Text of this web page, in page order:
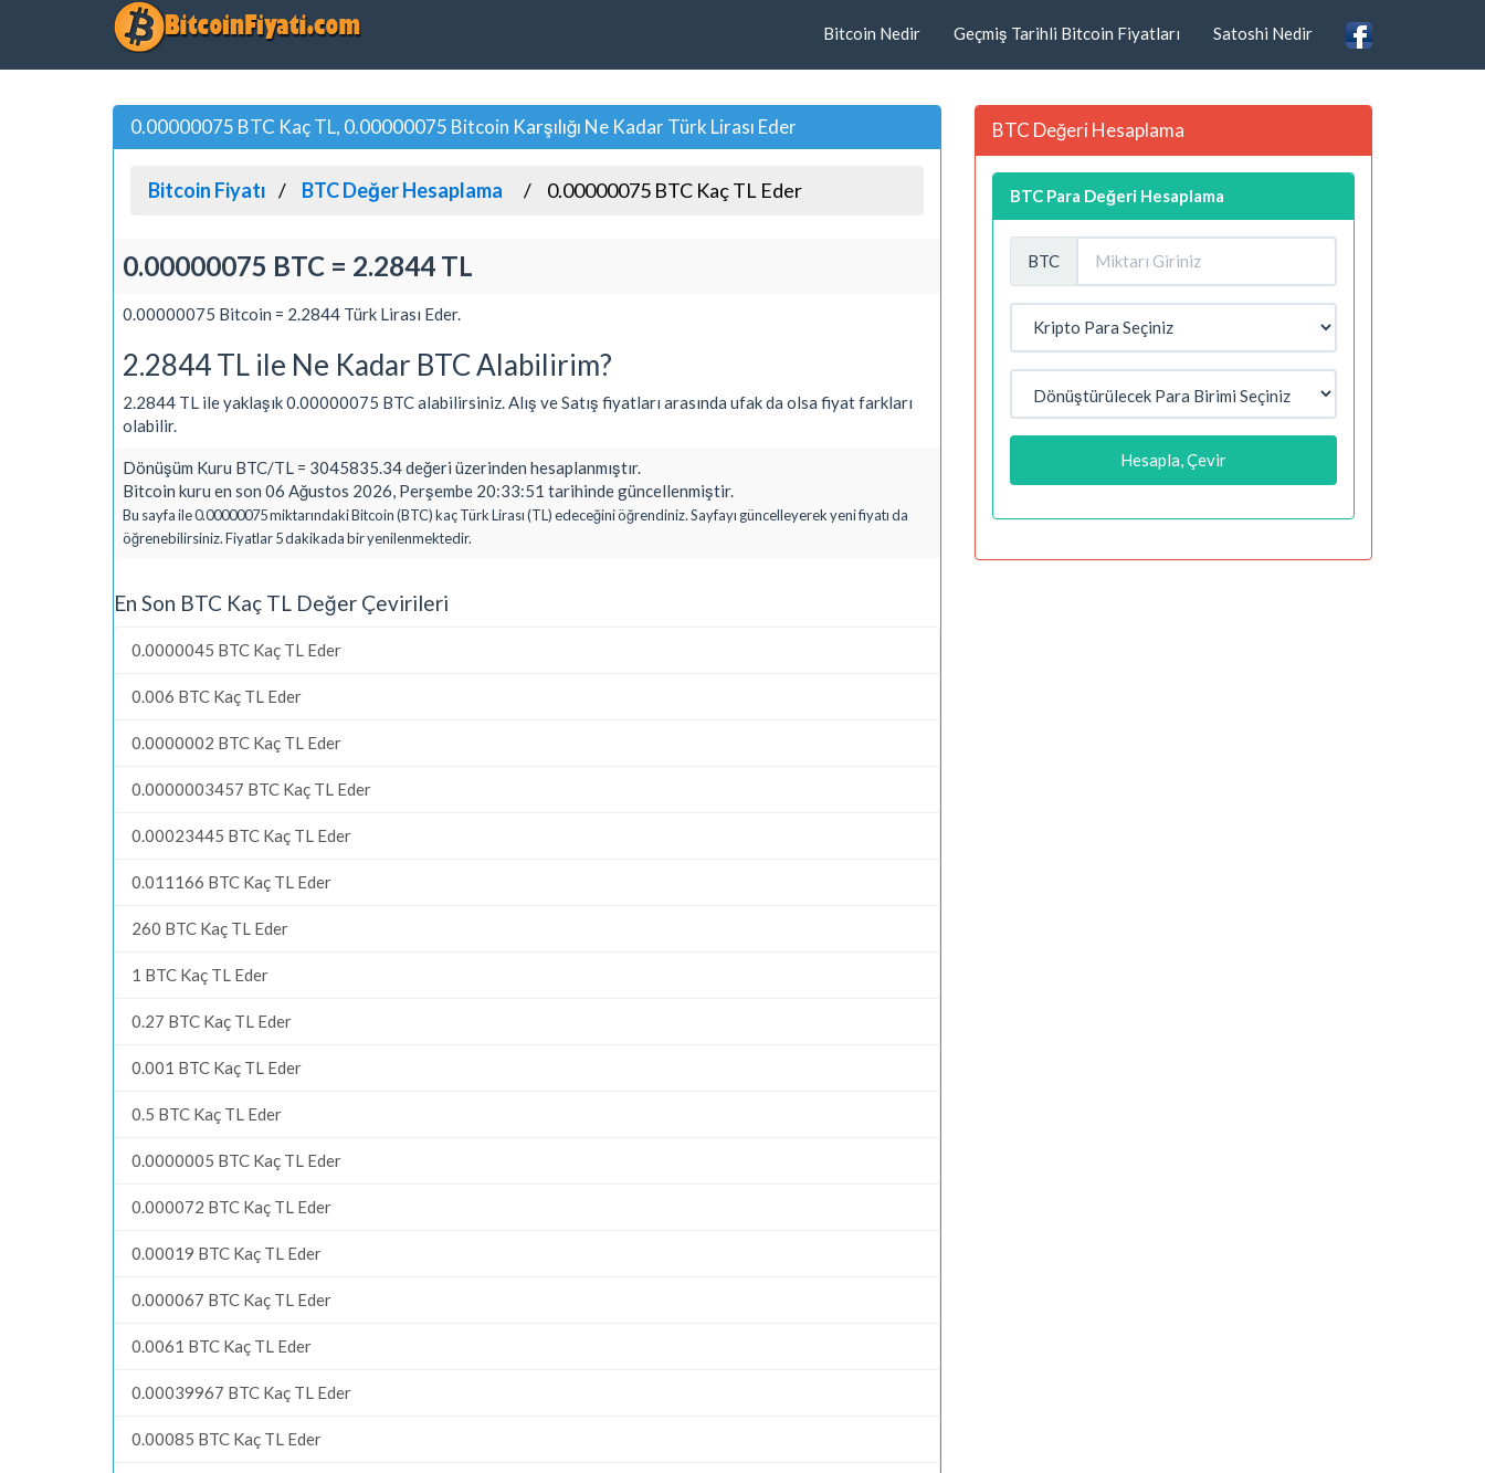
Bitcoin Nedir Geçmiş Tarihli Bitcoin Fiyatları Satoshi Nedir
0.00000075 BTC Kaç TL, 0.00000075 Bitcoin Karşılığı Ne Kadar Türk Lirası Eder
Bitcoin Fiyatı BTC Değer Hesaplama 0.00000075 BTC Kaç TL Eder
0.00000075 BTC = 2.2844 TL
0.00000075 Bitcoin = 2.2844 Türk Lirası Eder.
2.2844 TL ile Ne Kadar BTC Alabilirim?
2.2844 TL ile yaklaşık 0.00000075 BTC alabilirsiniz. Alış ve Satış fiyatları arasında ufak da olsa fiyat farkları
olabilir.
Dönüşüm Kuru BTC/TL = 3045835.34 değeri üzerinden hesaplanmıştır.
Bitcoin kuru en son 06 Ağustos 2026, Perşembe 20:33:51 tarihinde güncellenmiştir.
Bu sayfa ile 0.00000075 miktarındaki Bitcoin (BTC) kaç Türk Lirası (TL) edeceğini öğrendiniz. Sayfayı güncelleyerek yeni fiyatı da
öğrenebilirsiniz. Fiyatlar 5 dakikada bir yenilenmektedir.
En Son BTC Kaç TL Değer Çevirileri
0.0000045 BTC Kaç TL Eder
0.006 BTC Kaç TL Eder
0.0000002 BTC Kaç TL Eder
0.0000003457 BTC Kaç TL Eder
0.00023445 BTC Kaç TL Eder
0.011166 BTC Kaç TL Eder
260 BTC Kaç TL Eder
1 BTC Kaç TL Eder
0.27 BTC Kaç TL Eder
0.001 BTC Kaç TL Eder
0.5 BTC Kaç TL Eder
0.0000005 BTC Kaç TL Eder
0.000072 BTC Kaç TL Eder
0.00019 BTC Kaç TL Eder
0.000067 BTC Kaç TL Eder
0.0061 BTC Kaç TL Eder
0.00039967 BTC Kaç TL Eder
0.00085 BTC Kaç TL Eder
BTC Değeri Hesaplama
BTC Para Değeri Hesaplama
BTC
Hesapla, Çevir